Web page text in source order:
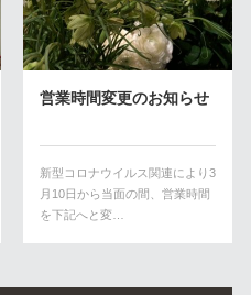
営業時間変更のお知らせ
新型コロナウイルス関連により3
月10日から当面の間、営業時間
を下記へと変…